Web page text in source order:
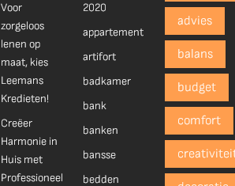
Voor
zorgeloos
lenen op
maat, kies
Leemans
Kredieten!
Creëer
Harmonie in
Huis met
Professioneel
2020
appartement
artifort
badkamer
bank
banken
bansse
bedden
advies
balans
budget
comfort